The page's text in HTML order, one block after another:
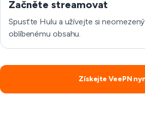
Začněte streamovat
Spusťte Hulu a užívejte si
oblíbenému obsahu.
Získejte VeePN